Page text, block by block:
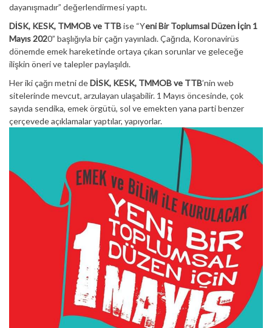
dayanışmadır” değerlendirmesi yaptı.
DİSK, KESK, TMMOB ve TTBise “Yeni Bir Toplumsal Düzen İçin 1
Mayıs 2020” başlığıyla bir çağrı yayınladı. Çağrıda, Koronavirüs
dönemde emek hareketinde ortaya çıkan sorunlar ve geleceğe
ilişkin öneri ve talepler paylaşıldı.
Her iki çağrı metni deDİSK, KESK, TMMOB ve TTB’nin web
sitelerinde mevcut, arzulayan ulaşabilir. 1 Mayıs öncesinde, çok
sayıda sendika, emek örgütü, sol ve emekten yana parti benzer
çerçevede açıklamalar yaptılar, yapıyorlar.